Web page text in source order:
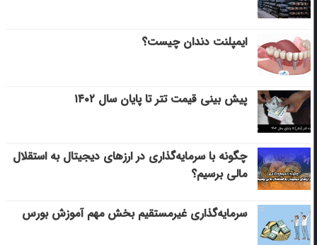
ایمپلنت دندان چیست؟
پیش بینی قیمت تتر تا پایان سال ۱۴۰۲
چگونه با سرمایه‌گذاری در ارزهای دیجیتال به استقلال
مالی برسیم؟
سرمایه‌گذاری غیرمستقیم بخش مهم آموزش بورس